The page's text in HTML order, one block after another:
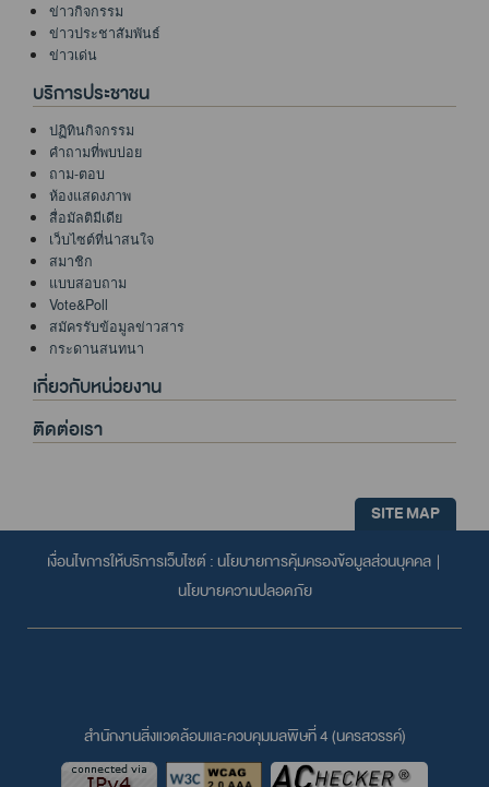
ข่าวกิจกรรม
ข่าวประชาสัมพันธ์
ข่าวเด่น
บริการประชาชน
ปฏิทินกิจกรรม
คำถามที่พบบ่อย
ถาม-ตอบ
ห้องแสดงภาพ
สื่อมัลติมีเดีย
เว็บไซต์ที่น่าสนใจ
สมาชิก
แบบสอบถาม
Vote&Poll
สมัครรับข้อมูลข่าวสาร
กระดานสนทนา
เกี่ยวกับหน่วยงาน
ติดต่อเรา
SITE MAP
เงื่อนไขการให้บริการเว็บไซต์ : นโยบายการคุ้มครองข้อมูลส่วนบุคคล |
นโยบายความปลอดภัย
สำนักงานสิ่งแวดล้อมและควบคุมมลพิษที่ 4 (นครสวรรค์)